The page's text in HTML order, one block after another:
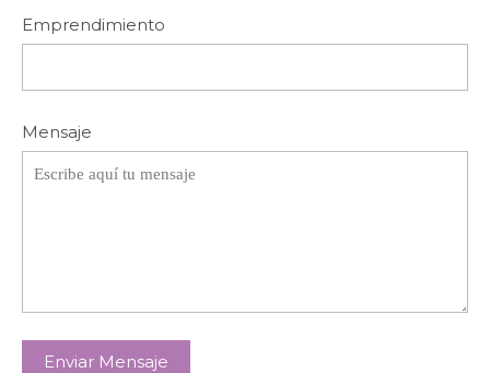
Emprendimiento
Mensaje
Enviar Mensaje